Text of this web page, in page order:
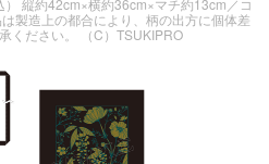
製造上の都合により、柄の出方に個体差
ください。 （C）TSUKIPRO